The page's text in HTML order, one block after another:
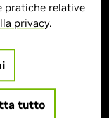
DDR5
pratiche relative
privacy.
tutto